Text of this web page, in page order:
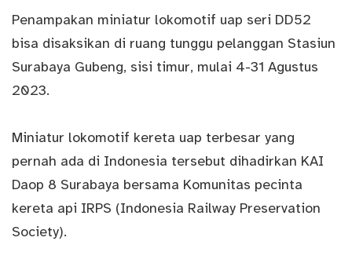
Penampakan miniatur lokomotif uap seri DD52
bisa disaksikan di ruang tunggu pelanggan Stasiun
Surabaya Gubeng, sisi timur, mulai 4-31 Agustus
2023.
Miniatur lokomotif kereta uap terbesar yang
pernah ada di Indonesia tersebut dihadirkan KAI
Daop 8 Surabaya bersama Komunitas pecinta
kereta api IRPS (Indonesia Railway Preservation
Society).